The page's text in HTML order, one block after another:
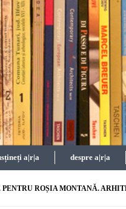
a|r|a despre a|r|a
ROȘIA MONTANĂ.